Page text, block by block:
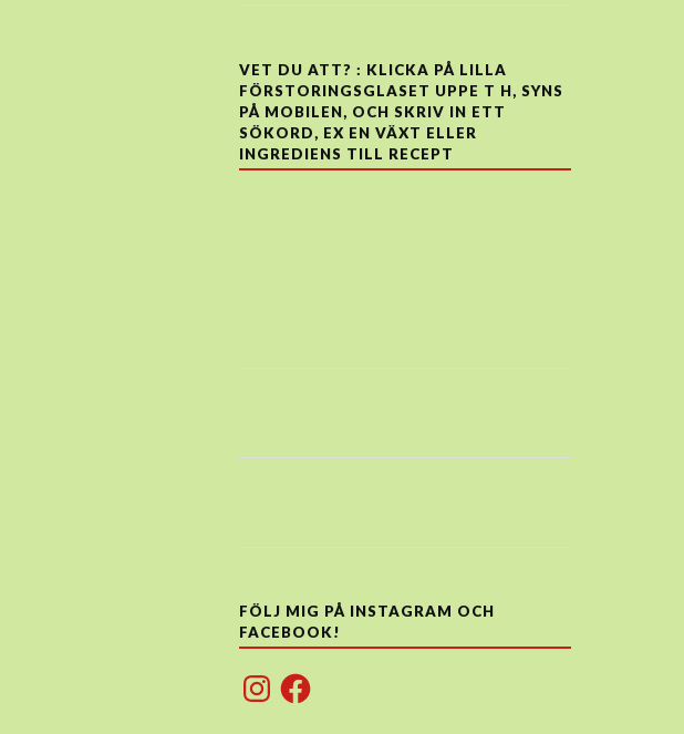
VET DU ATT? : KLICKA PÅ LILLA
FÖRSTORINGSGLASET UPPE T H, SYNS
PÅ MOBILEN, OCH SKRIV IN ETT
SÖKORD, EX EN VÄXT ELLER
INGREDIENS TILL RECEPT
FÖLJ MIG PÅ INSTAGRAM OCH
FACEBOOK!
InstagramFacebook